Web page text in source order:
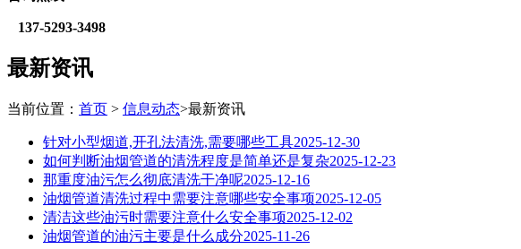
137-5293-3498
最新资讯
当前位置： 首页 > 信息动态>最新资讯
针对小型烟道,开孔法清洗,需要哪些工具2025-12-30
如何判断油烟管道的清洗程度是简单还是复杂2025-12-23
那重度油污怎么彻底清洗干净呢2025-12-16
油烟管道清洗过程中需要注意哪些安全事项2025-12-05
清洁这些油污时需要注意什么安全事项2025-12-02
油烟管道的油污主要是什么成分2025-11-26